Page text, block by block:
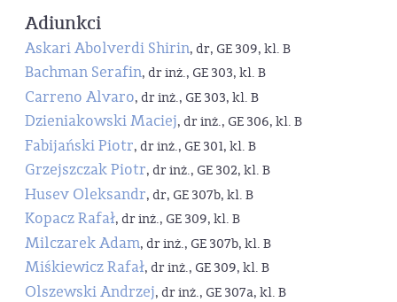
Adiunkci
Askari Abolverdi Shirin, dr, GE 309, kl. B
Bachman Serafin, dr inż., GE 303, kl. B
Carreno Alvaro, dr inż., GE 303, kl. B
Dzieniakowski Maciej, dr inż., GE 306, kl. B
Fabijański Piotr, dr inż., GE 301, kl. B
Grzejszczak Piotr, dr inż., GE 302, kl. B
Husev Oleksandr, dr, GE 307b, kl. B
Kopacz Rafał, dr inż., GE 309, kl. B
Milczarek Adam, dr inż., GE 307b, kl. B
Miśkiewicz Rafał, dr inż., GE 309, kl. B
Olszewski Andrzej, dr inż., GE 307a, kl. B